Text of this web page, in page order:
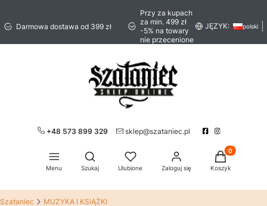
Darmowa dostawa od 399 zł
Przy za kupach
za min. 499 zł
-5% na towary
nie przecenione
JĘZYK: polski
+48 573 899 329 sklep@szataniec.pl
Menu
Otwórz wyszukiwarkę
Szukaj Ulubione Zaloguj się
Produkty w
Koszyk
Szataniec MUZYKA I KSIĄŻKI